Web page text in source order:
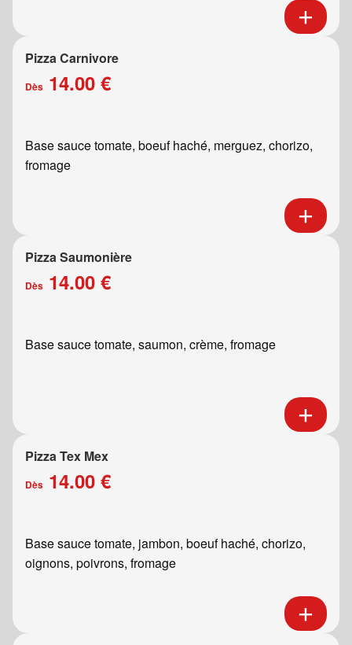
Pizza Carnivore
Dès 14.00 €
Base sauce tomate, boeuf haché, merguez, chorizo,
fromage
Pizza Saumonière
Dès 14.00 €
Base sauce tomate, saumon, crème, fromage
Pizza Tex Mex
Dès 14.00 €
Base sauce tomate, jambon, boeuf haché, chorizo,
oignons, poivrons, fromage